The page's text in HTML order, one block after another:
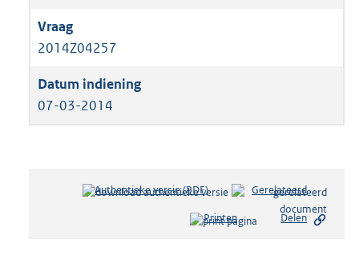
2014Z04257
07-03-2014
Authentieke versie (PDF)b
s
Gerelateerd
Printen Delen